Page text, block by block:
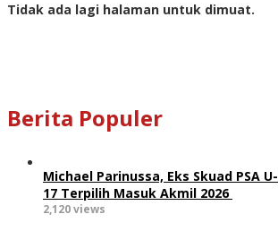
Tidak ada lagi halaman untuk dimuat.
Berita Populer
Michael Parinussa, Eks Skuad PSA U-
17 Terpilih Masuk Akmil 2026
2,120 views